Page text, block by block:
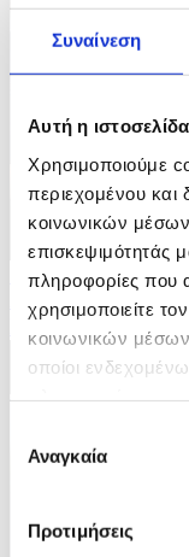
Συναίνεση
Αυτή η
Χρησιμοποιούμε
περιεχομένου και
κοινωνικών
επισκεψιμότητάς
πληροφορίες που
χρησιμοποιείτε
κοινωνικών
οποίοι
των υπηρεσιών
συγκατάθεσης
Αναγκαία
Προτιμήσεις
10/06/2026 17:44
Δηλώσεις
Κέντρο στις